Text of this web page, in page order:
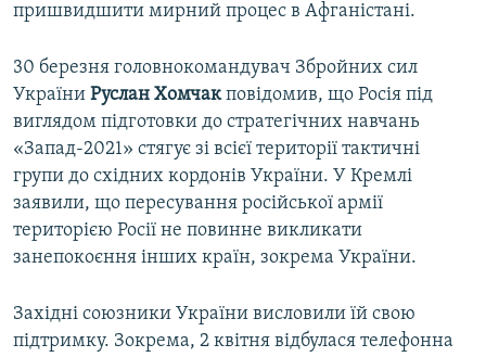
пришвидшити мирний процес в Афганістані.
30 березня головнокомандувач Збройних сил
України Руслан Хомчакповідомив, що Росія під
виглядом підготовки до стратегічних навчань
«Запад-2021» стягує зі всієї території тактичні
групи до східних кордонів України. У Кремлі
заявили, що пересування російської армії
територією Росії не повинне викликати
занепокоєння інших країн, зокрема України.
Західні союзники України висловили їй свою
підтримку. Зокрема, 2 квітня відбулася телефонна